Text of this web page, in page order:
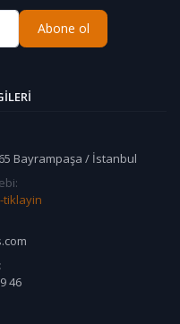
Abone ol
Bayrampaşa / İstanbul
tiklayin
46